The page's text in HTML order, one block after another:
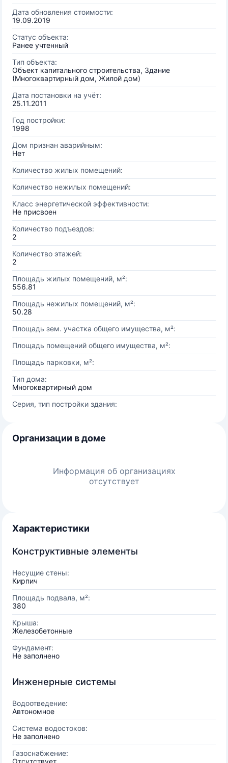
Дата обновления стоимости:
19.09.2019
Статус объекта:
Ранее учтенный
Тип объекта:
Объект капитального строительства, Здание
(Многоквартирный дом, Жилой дом)
Дата постановки на учёт:
25.11.2011
Год постройки:
1998
Дом признан аварийным:
Нет
Количество жилых помещений:
Количество нежилых помещений:
Класс энергетической эффективности:
Не присвоен
Количество подъездов:
2
Количество этажей:
2
Площадь жилых помещений, м²:
556.81
Площадь нежилых помещений, м²:
50.28
Площадь зем. участка общего имущества, м²:
Площадь помещений общего имущества, м²:
Площадь парковки, м²:
Тип дома:
Многоквартирный дом
Серия, тип постройки здания:
Организации в доме
Информация об организациях
отсутствует
Характеристики
Конструктивные элементы
Несущие стены:
Кирпич
Площадь подвала, м²:
380
Крыша:
Железобетонные
Фундамент:
Не заполнено
Инженерные системы
Водоотведение:
Автономное
Система водостоков:
Не заполнено
Газоснабжение:
Отсутствует